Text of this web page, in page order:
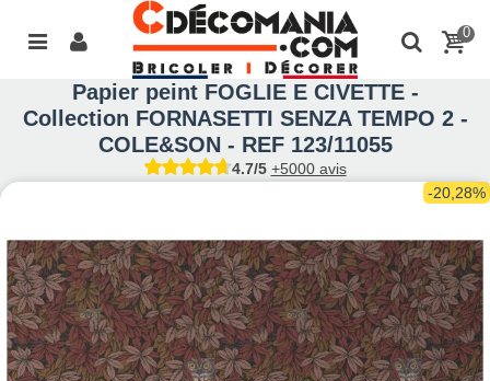
0
Papier peint FOGLIE E CIVETTE -
Collection FORNASETTI SENZA TEMPO 2 -
COLE&SON - REF 123/11055
4.7/5 +5000 avis
-20,28%